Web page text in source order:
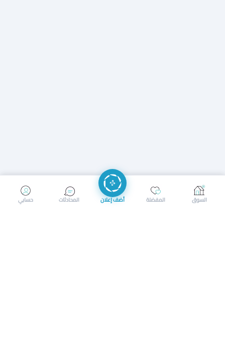
إرسال رسالة إجراء مكالمة
حسابي المحادثات أضف إعلان المفضلة السوق